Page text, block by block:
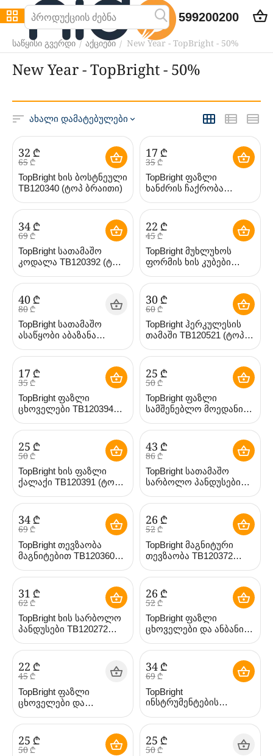
599200200
საწყისი გვერდი / აქციები / New Year - TopBright - 50%
New Year - TopBright - 50%
ახალი დამატებულები
‍32‍ ₾
‍65‍₾
TopBright ხის ბოსტნეული
TB120340 (ტოპ ბრაითი)
‍17‍₾
‍35‍₾
TopBright ფაზლი
ხანძრის ჩაქრობა
TB120395 (ტოპ ბრაითი)
‍34‍ ₾
‍69‍₾
TopBright სათამაშო
კოდალა TB120392 (ტოპ
‍22‍ ₾
‍45‍₾
TopBright მუხლუხოს
ფორმის ხის კუბები
ბრაითი)
‍40‍₾
‍80‍₾
TopBright სათამაშო
ასაწყობი აბაზანა
‍30‍₾
‍60‍₾
TopBright ჰერკულესის
თამაში TB120521 (ტოპ
‍17‍ ₾
‍35‍₾
TopBright ფაზლი
ცხოველები TB120394
‍25‍ ₾
‍50‍₾
TopBright ფაზლი
სამშენებლო მოედანი
‍25‍ ₾
‍50‍₾
TopBright ხის ფაზლი
ქალაქი TB120391 (ტოპ
‍43‍ ₾
‍86‍₾
TopBright სათამაშო
სარბოლო პანდუსები
‍34‍₾
‍69‍₾
TopBright თევზაობა
მაგნიტებით TB120360
‍26‍ ₾
‍52‍₾
TopBright მაგნიტური
თევზაობა TB120372
‍31‍ ₾
‍62‍₾
TopBright ხის სარბოლო
პანდუსები TB120272
‍26‍ ₾
‍52‍₾
TopBright ფაზლი
ცხოველები და ანბანი
‍22‍ ₾
‍45‍₾
TopBright ფაზლი
ცხოველები და
რიცხვები TB120325 (ტოპ
ბრაითი)
‍34‍₾
‍69‍₾
TopBright
ინსტრუმენტების
ბრაითი)
‍25‍ ₾
‍50‍₾
‍25‍ ₾
‍50‍₾